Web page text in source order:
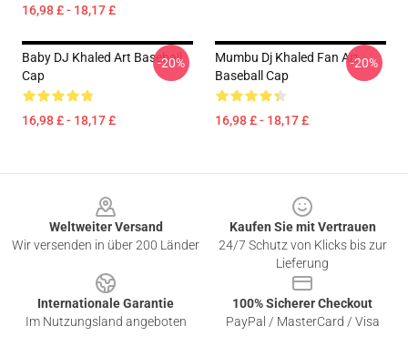
16,98 £ - 18,17 £
Baby DJ Khaled Art Baseball
Cap
16,98 £ - 18,17 £
-20%
Mumbu Dj Khaled Fan Art
Baseball Cap
16,98 £ - 18,17 £
-20%
Weltweiter Versand
Wir versenden in über 200 Länder
Kaufen Sie mit Vertrauen
24/7 Schutz von Klicks bis zur
Lieferung
Internationale Garantie
Im Nutzungsland angeboten
100% Sicherer Checkout
PayPal / MasterCard / Visa